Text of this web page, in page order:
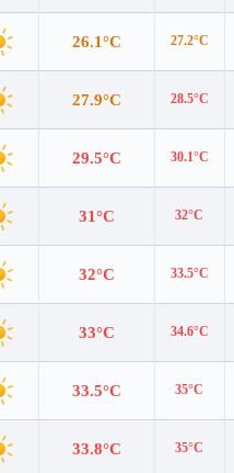
26.1°C 27.2°C
27.9°C 28.5°C
29.5°C 30.1°C
31°C 32°C
32°C 33.5°C
33°C 34.6°C
33.5°C 35°C
33.8°C 35°C